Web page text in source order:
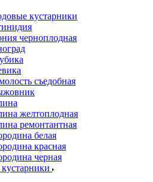
кустарники
черноплодная
съедобная
желтоплодная
ремонтантная
белая
красная
черная